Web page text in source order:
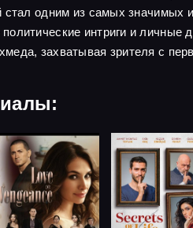
одним из самых значимых
интриги и
захватывая зрителя с